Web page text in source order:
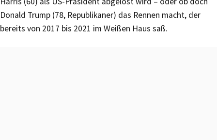
Donald Trump (78, Republikaner) das Rennen macht, der
bereits von 2017 bis 2021 im Weißen Haus saß.